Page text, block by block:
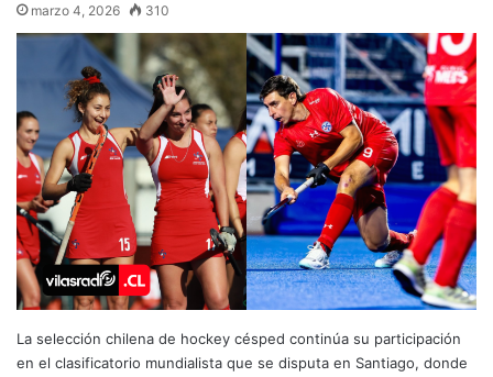
marzo 4, 2026 310
La selección chilena de hockey césped continúa su participación
en el clasificatorio mundialista que se disputa en Santiago, donde